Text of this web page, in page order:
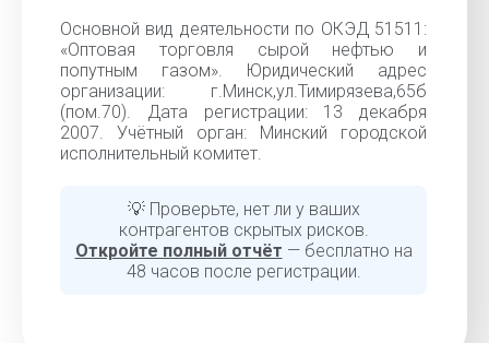
Основной вид деятельности по ОКЭД 51511:
«Оптовая торговля сырой нефтью и
попутным газом». Юридический адрес
организации: г.Минск,ул.Тимирязева,65б
(пом.70). Дата регистрации: 13 декабря
2007. Учётный орган: Минский городской
исполнительный комитет.
💡 Проверьте, нет ли у ваших
контрагентов скрытых рисков.
Откройте полный отчёт — бесплатно на
48 часов после регистрации.